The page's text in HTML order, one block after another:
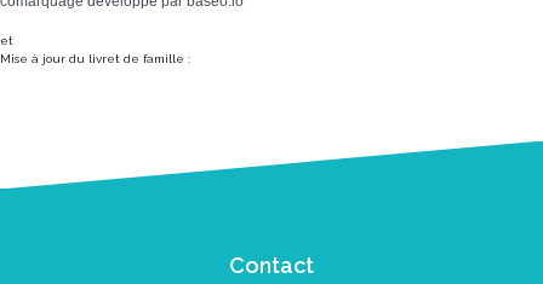
et
Mise à jour du livret de famille :
Contact